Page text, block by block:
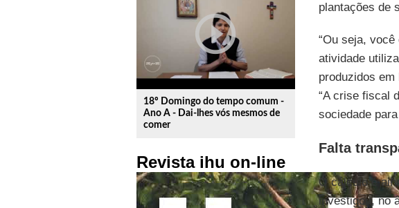
play_circle_outline
18º Domingo do tempo comum -
Ano A - Dai-lhes vós mesmos de
comer
Revista ihu on-line
plantações de
“Ou seja, você
atividade
produzidos
“A crise fiscal
sociedade
Falta
O cálculo é
investigou, no